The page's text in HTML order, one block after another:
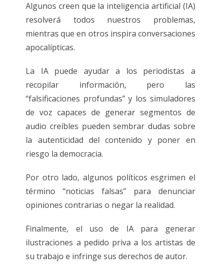
Algunos creen que la inteligencia artificial (IA)
resolverá todos nuestros problemas,
mientras que en otros inspira conversaciones
apocalípticas.
La IA puede ayudar a los periodistas a
recopilar información, pero las
“falsificaciones profundas” y los simuladores
de voz capaces de generar segmentos de
audio creíbles pueden sembrar dudas sobre
la autenticidad del contenido y poner en
riesgo la democracia.
Por otro lado, algunos políticos esgrimen el
término “noticias falsas” para denunciar
opiniones contrarias o negar la realidad.
Finalmente, el uso de IA para generar
ilustraciones a pedido priva a los artistas de
su trabajo e infringe sus derechos de autor.